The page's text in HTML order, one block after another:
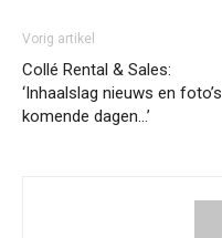
Vorig artikel
Collé Rental & Sales:
‘Inhaalslag nieuws en foto’s
komende dagen…’